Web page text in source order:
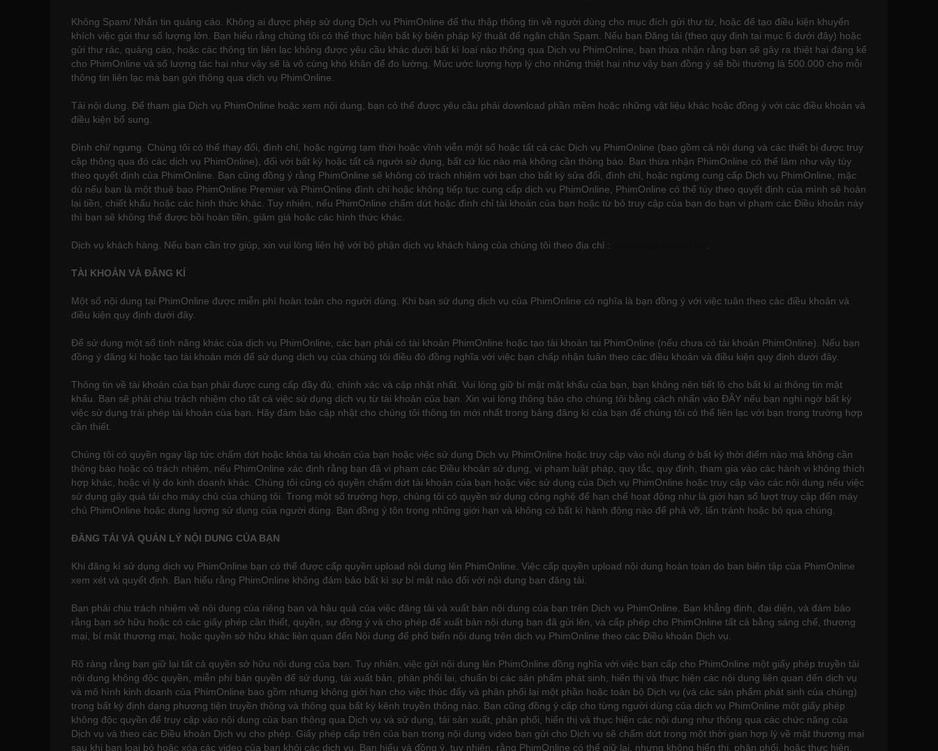
Không Spam/ Nhắn tin quảng cáo. Không ai được phép sử dụng Dịch vụ PhimOnline để thu thập thông tin về người dùng cho mục đích gửi thư từ, hoặc để tạo điều kiện khuyến
khích việc gửi thư số lượng lớn. Bạn hiểu rằng chúng tôi có thể thực hiện bất kỳ biện pháp kỹ thuật để ngăn chặn Spam. Nếu bạn Đăng tải (theo quy định tại mục 6 dưới đây) hoặc
gửi thư rác, quảng cáo, hoặc các thông tin liên lạc không được yêu cầu khác dưới bất kì loại nào thông qua Dịch vụ PhimOnline, bạn thừa nhận rằng bạn sẽ gây ra thiệt hại đáng kể
cho PhimOnline và số lượng tác hại như vậy sẽ là vô cùng khó khăn để đo lường. Mức ước lượng hợp lý cho những thiệt hại như vậy bạn đồng ý sẽ bồi thường là 500.000 cho mỗi
thông tin liên lạc mà bạn gửi thông qua dịch vụ PhimOnline.
Tải nội dung. Để tham gia Dịch vụ PhimOnline hoặc xem nội dung, bạn có thể được yêu cầu phải download phần mềm hoặc những vật liệu khác hoặc đồng ý với các điều khoản và
điều kiện bổ sung.
Đình chỉ/ ngưng. Chúng tôi có thể thay đổi, đình chỉ, hoặc ngừng tạm thời hoặc vĩnh viễn một số hoặc tất cả các Dịch vụ PhimOnline (bao gồm cả nội dung và các thiết bị được truy
cập thông qua đó các dịch vụ PhimOnline), đối với bất kỳ hoặc tất cả người sử dụng, bất cứ lúc nào mà không cần thông báo. Bạn thừa nhận PhimOnline có thể làm như vậy tùy
theo quyết định của PhimOnline. Bạn cũng đồng ý rằng PhimOnline sẽ không có trách nhiệm với bạn cho bất kỳ sửa đổi, đình chỉ, hoặc ngừng cung cấp Dịch vụ PhimOnline, mặc
dù nếu bạn là một thuê bao PhimOnline Premier và PhimOnline đình chỉ hoặc không tiếp tục cung cấp dịch vụ PhimOnline, PhimOnline có thể tùy theo quyết định của mình sẽ hoàn
lại tiền, chiết khấu hoặc các hình thức khác. Tuy nhiên, nếu PhimOnline chấm dứt hoặc đình chỉ tài khoản của bạn hoặc từ bỏ truy cập của bạn do bạn vi phạm các Điều khoản này
thì bạn sẽ không thể được bồi hoàn tiền, giảm giá hoặc các hình thức khác.
Dịch vụ khách hàng. Nếu bạn cần trợ giúp, xin vui lòng liên hệ với bộ phận dịch vụ khách hàng của chúng tôi theo địa chỉ :
TÀI KHOẢN VÀ ĐĂNG KÍ
Một số nội dung tại PhimOnline được miễn phí hoàn toàn cho người dùng. Khi bạn sử dụng dịch vụ của PhimOnline có nghĩa là bạn đồng ý với việc tuân theo các điều khoản và
điều kiện quy định dưới đây.
Để sử dụng một số tính năng khác của dịch vụ PhimOnline, các bạn phải có tài khoản PhimOnline hoặc tạo tài khoản tại PhimOnline (nếu chưa có tài khoản PhimOnline). Nếu bạn
đồng ý đăng kí hoặc tạo tài khoản mới để sử dụng dịch vụ của chúng tôi điều đó đồng nghĩa với việc bạn chấp nhận tuân theo các điều khoản và điều kiện quy định dưới đây.
Thông tin về tài khoản của bạn phải được cung cấp đầy đủ, chính xác và cập nhật nhất. Vui lòng giữ bí mật mật khẩu của bạn, bạn không nên tiết lộ cho bất kì ai thông tin mật
khẩu. Bạn sẽ phải chịu trách nhiệm cho tất cả việc sử dụng dịch vụ từ tài khoản của bạn. Xin vui lòng thông báo cho chúng tôi bằng cách nhấn vào ĐÂY nếu bạn nghi ngờ bất kỳ
việc sử dụng trái phép tài khoản của bạn. Hãy đảm bảo cập nhật cho chúng tôi thông tin mới nhất trong bảng đăng kí của bạn để chúng tôi có thể liên lạc với bạn trong trường hợp
cần thiết.
Chúng tôi có quyền ngay lập tức chấm dứt hoặc khóa tài khoản của bạn hoặc việc sử dụng Dịch vụ PhimOnline hoặc truy cập vào nội dung ở bất kỳ thời điểm nào mà không cần
thông báo hoặc có trách nhiệm, nếu PhimOnline xác định rằng bạn đã vi phạm các Điều khoản sử dụng, vi phạm luật pháp, quy tắc, quy định, tham gia vào các hành vi không thích
hợp khác, hoặc vì lý do kinh doanh khác. Chúng tôi cũng có quyền chấm dứt tài khoản của bạn hoặc việc sử dụng của Dịch vụ PhimOnline hoặc truy cập vào các nội dung nếu việc
sử dụng gây quá tải cho máy chủ của chúng tôi. Trong một số trường hợp, chúng tôi có quyền sử dụng công nghệ để hạn chế hoạt động như là giới hạn số lượt truy cập đến máy
chủ PhimOnline hoặc dung lượng sử dụng của người dùng. Bạn đồng ý tôn trọng những giới hạn và không có bất kì hành động nào để phá vỡ, lẩn tránh hoặc bỏ qua chúng.
ĐĂNG TẢI VÀ QUẢN LÝ NỘI DUNG CỦA BẠN
Khi đăng kí sử dụng dịch vụ PhimOnline bạn có thể được cấp quyền upload nội dung lên PhimOnline. Việc cấp quyền upload nội dung hoàn toàn do ban biên tập của PhimOnline
xem xét và quyết định. Bạn hiểu rằng PhimOnline không đảm bảo bất kì sự bí mật nào đối với nội dung bạn đăng tải.
Bạn phải chịu trách nhiệm về nội dung của riêng bạn và hậu quả của việc đăng tải và xuất bản nội dung của bạn trên Dịch vụ PhimOnline. Bạn khẳng định, đại diện, và đảm bảo
rằng bạn sở hữu hoặc có các giấy phép cần thiết, quyền, sự đồng ý và cho phép để xuất bản nội dung bạn đã gửi lên, và cấp phép cho PhimOnline tất cả bằng sáng chế, thương
mại, bí mật thương mại, hoặc quyền sở hữu khác liên quan đến Nội dung để phổ biến nội dung trên dịch vụ PhimOnline theo các Điều khoản Dịch vụ.
Rõ ràng rằng bạn giữ lại tất cả quyền sở hữu nội dung của bạn. Tuy nhiên, việc gửi nội dung lên PhimOnline đồng nghĩa với việc bạn cấp cho PhimOnline một giấy phép truyền tải
nội dung không độc quyền, miễn phí bản quyền để sử dụng, tái xuất bản, phân phối lại, chuẩn bị các sản phẩm phát sinh, hiển thị và thực hiện các nội dung liên quan đến dịch vụ
và mô hình kinh doanh của PhimOnline bao gồm nhưng không giới hạn cho việc thúc đẩy và phân phối lại một phần hoặc toàn bộ Dịch vụ (và các sản phẩm phát sinh của chúng)
trong bất kỳ định dạng phương tiện truyền thông và thông qua bất kỳ kênh truyền thông nào. Bạn cũng đồng ý cấp cho từng người dùng của dịch vụ PhimOnline một giấy phép
không độc quyền để truy cập vào nội dung của bạn thông qua Dịch vụ và sử dụng, tái sản xuất, phân phối, hiển thị và thực hiện các nội dung như thông qua các chức năng của
Dịch vụ và theo các Điều khoản Dịch vụ cho phép. Giấy phép cấp trên của bạn trong nội dung video bạn gửi cho Dịch vụ sẽ chấm dứt trong một thời gian hợp lý về mặt thương mại
sau khi bạn loại bỏ hoặc xóa các video của bạn khỏi các dịch vụ. Bạn hiểu và đồng ý, tuy nhiên, rằng PhimOnline có thể giữ lại, nhưng không hiển thị, phân phối, hoặc thực hiện,